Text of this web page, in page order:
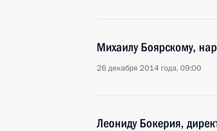
Михаилу Боярскому,
26 декабря 2014 года, 09:00
Леониду Бокерия,